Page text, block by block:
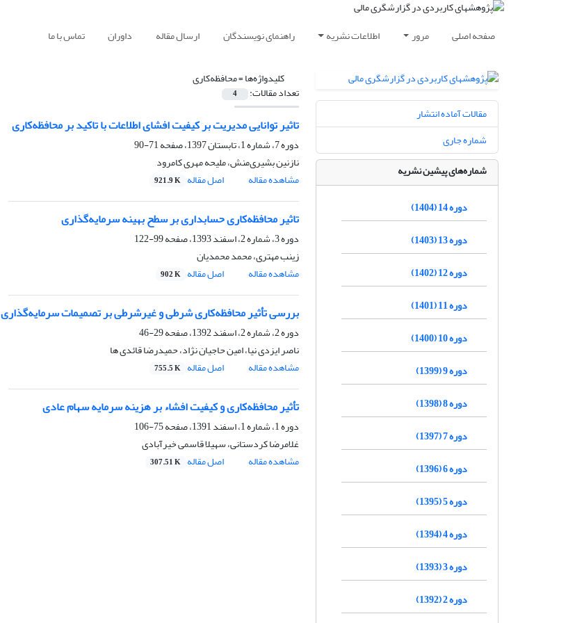
صفحه اصلی مرور اطلاعات نشریه راهنمای نویسندگان ارسال مقاله داوران تماس با ما
کلیدواژه‌ها =محافظه‌کاری
تعداد مقالات: 4
تاثیر توانایی مدیریت بر کیفیت افشای اطلاعات با تاکید بر محافظه‌کاری
دوره 7، شماره 1، تابستان 1397، صفحه
71-90
نازنین بشیری‌منش، ملیحه مهری کامرود
مشاهده مقاله
اصل مقاله 921.9 K
تاثیر محافظه‌کاری حسابداری بر سطح بهینه سرمایه‌گذاری
دوره 3، شماره 2، اسفند 1393، صفحه
99-122
زینب مهتری، محمد محمدیان
مشاهده مقاله
اصل مقاله 902 K
بررسی تأثیر محافظه‌کاری شرطی و غیرشرطی بر تصمیمات سرمایه‌گذاری
دوره 2، شماره 2، اسفند 1392، صفحه
29-46
ناصر ایزدی نیا، امین حاجیان نژاد، حمیدرضا قائدی ها
مشاهده مقاله
اصل مقاله 755.5 K
تأثیر محافظه‌کاری و کیفیت افشاء بر هزینه سرمایه سهام عادی
دوره 1، شماره 1، اسفند 1391، صفحه
75-106
غلامرضا کردستانی، سهیلا قاسمی خیرآبادی
مشاهده مقاله
اصل مقاله 307.51 K
مقالات آماده انتشار
شماره جاری
شماره‌های پیشین نشریه
دوره 14 (1404)
دوره 13 (1403)
دوره 12 (1402)
دوره 11 (1401)
دوره 10 (1400)
دوره 9 (1399)
دوره 8 (1398)
دوره 7 (1397)
دوره 6 (1396)
دوره 5 (1395)
دوره 4 (1394)
دوره 3 (1393)
دوره 2 (1392)